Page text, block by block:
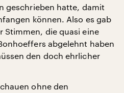
geschrieben hatte, damit
können. Also es gab
Stimmen, die quasi eine
abgelehnt haben
den doch ehrlicher
ohne den